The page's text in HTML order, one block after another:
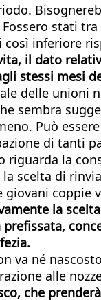
stati
inferiore
il dato
stessi mesi
delle
sembra
Può
di tanti
riguarda la
la scelta di
giovani coppie
la
va né
alle
che